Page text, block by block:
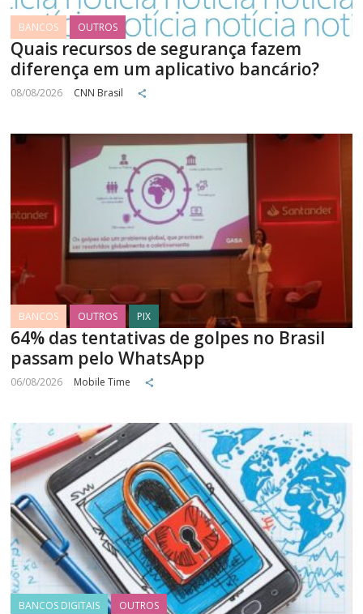
BANCOS OUTROS
Quais recursos de segurança fazem
diferença em um aplicativo bancário?
08/08/2026 CNN Brasil
BANCOS OUTROS PIX
64% das tentativas de golpes no Brasil
passam pelo WhatsApp
06/08/2026 Mobile Time
BANCOS DIGITAIS OUTROS